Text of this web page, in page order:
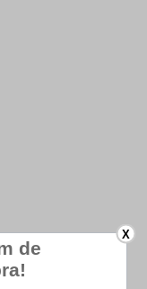
e horizontal e
fibra óptica
X